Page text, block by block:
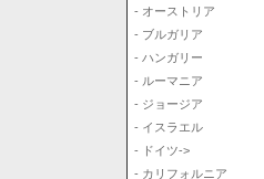
- オーストリア
- ブルガリア
- ハンガリー
- ルーマニア
- ジョージア
- イスラエル
- ドイツ->
- カリフォルニア